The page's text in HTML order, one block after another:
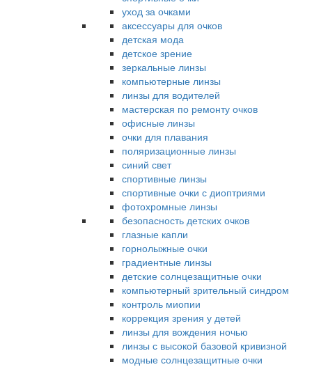
уход за очками
аксессуары для очков
детская мода
детское зрение
зеркальные линзы
компьютерные линзы
линзы для водителей
мастерская по ремонту очков
офисные линзы
очки для плавания
поляризационные линзы
синий свет
спортивные линзы
спортивные очки с диоптриями
фотохромные линзы
безопасность детских очков
глазные капли
горнолыжные очки
градиентные линзы
детские солнцезащитные очки
компьютерный зрительный синдром
контроль миопии
коррекция зрения у детей
линзы для вождения ночью
линзы с высокой базовой кривизной
модные солнцезащитные очки